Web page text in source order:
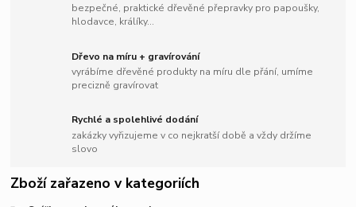
bezpečné, praktické dřevěné přepravky pro papoušky,
hlodavce, králíky...
Dřevo na míru + gravírování
vyrábíme dřevěné produkty na míru dle přání, umíme
precizně gravírovat
Rychlé a spolehlivé dodání
zakázky vyřizujeme v co nejkratší době a vždy držíme
slovo
Zboží zařazeno v kategoriích